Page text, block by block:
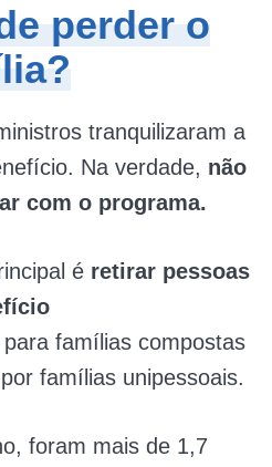
perder o
tranquilizaram a
Na verdade, não
com o programa.
é retirar pessoas
para famílias compostas
famílias unipessoais.
foram mais de 1,7